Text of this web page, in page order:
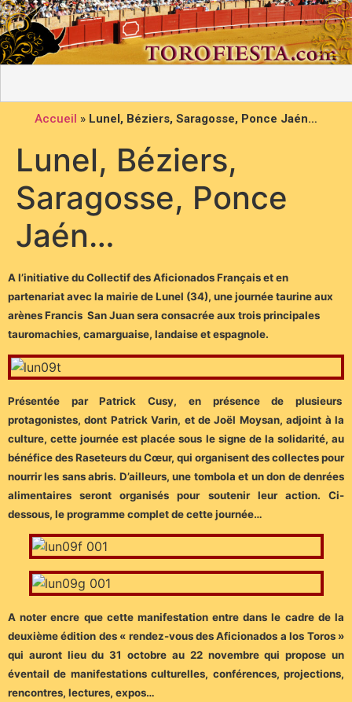
Accueil » Lunel, Béziers, Saragosse, Ponce Jaén…
Lunel, Béziers,
Saragosse, Ponce
Jaén…
A l’initiative du Collectif des Aficionados Français et en
partenariat avec la mairie de Lunel (34), une journée taurine aux
arènes Francis San Juan sera consacrée aux trois principales
tauromachies, camarguaise, landaise et espagnole.
Présentée par Patrick Cusy, en présence de plusieurs
protagonistes, dont Patrick Varin, et de Joël Moysan, adjoint à la
culture, cette journée est placée sous le signe de la solidarité, au
bénéfice des Raseteurs du Cœur, qui organisent des collectes pour
nourrir les sans abris. D’ailleurs, une tombola et un don de denrées
alimentaires seront organisés pour soutenir leur action. Ci-
dessous, le programme complet de cette journée…
A noter encre que cette manifestation entre dans le cadre de la
deuxième édition des « rendez-vous des Aficionados a los Toros »
qui auront lieu du 31 octobre au 22 novembre qui propose un
éventail de manifestations culturelles, conférences, projections,
rencontres, lectures, expos…